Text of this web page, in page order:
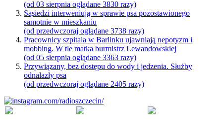
(od 03 sierpnia oglądane 3830 razy)
Sąsiedzi interweniują w sprawie psa pozostawionego
samotnie w mieszkaniu
(od przedwczoraj oglądane 3738 razy)
Pracownicy szpitala w Barlinku ujawniają nepotyzm i
mobbing. W tle matka burmistrz Lewandowskiej
(od 05 sierpnia oglądane 3363 razy)
Przywiązany, bez dostępu do wody i jedzenia. Służby
odnalazły psa
(od przedwczoraj oglądane 2405 razy)